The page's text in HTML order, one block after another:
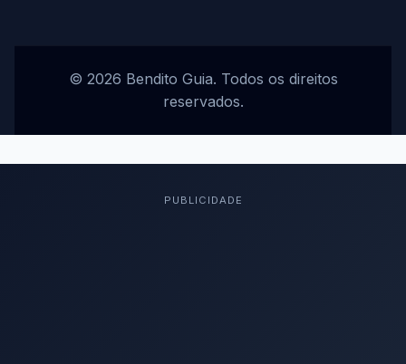
© 2026 Bendito Guia. Todos os direitos
reservados.